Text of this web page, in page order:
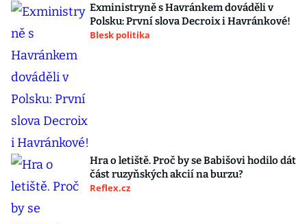
Exministryně s Havránkem dováděli v
Polsku: První slova Decroix i Havránkové!
Blesk politika
Hra o letiště. Proč by se Babišovi hodilo dát
část ruzyňských akcií na burzu?
Reflex.cz